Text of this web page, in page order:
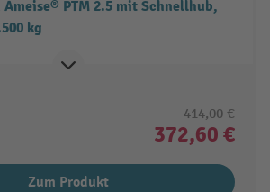
PTM 2.5 mit Schnellhub,
kg
414,00 €
372,60 €
Zum Produkt